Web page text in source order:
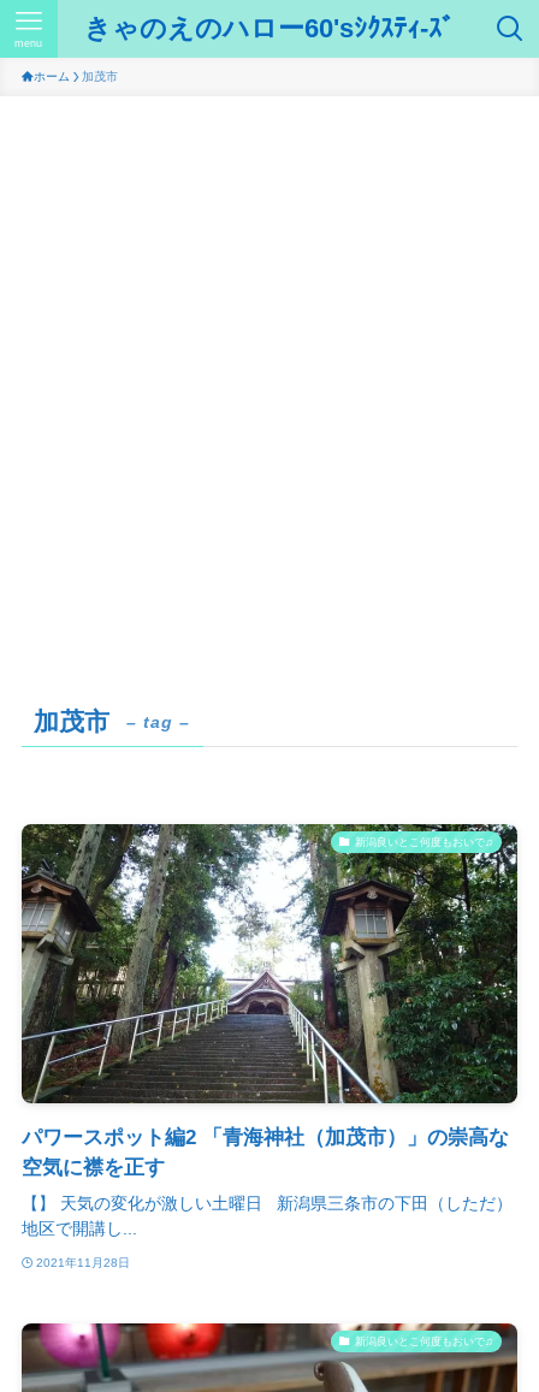
きゃのえのハロー60'sｼｸｽﾃｨ-ｽﾞ
menu
ホーム 加茂市
加茂市 – tag –
新潟良いとこ何度もおいで♫
パワースポット編2 「青海神社（加茂市）」の崇高な
空気に襟を正す
【】 天気の変化が激しい土曜日 新潟県三条市の下田（しただ）
地区で開講し...
2021年11月28日
新潟良いとこ何度もおいで♫